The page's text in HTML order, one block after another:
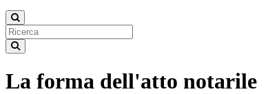
La forma dell'atto notarile